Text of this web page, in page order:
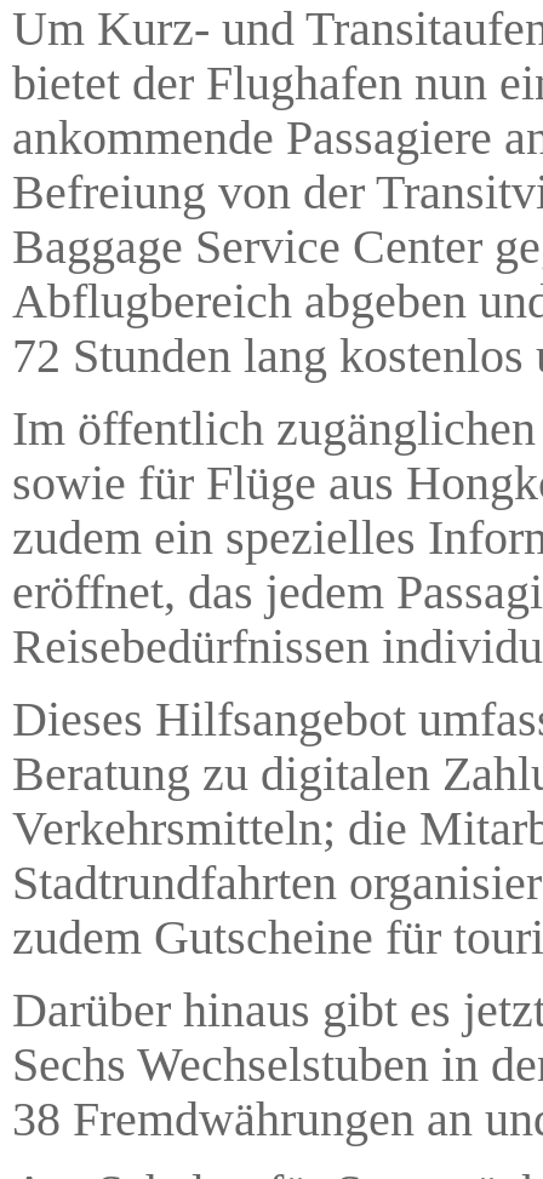
Um Kurz- und
bietet der Flughafen nun
ankommende Passagiere
Befreiung von der
Baggage Service Center
Abflugbereich abgeben
72 Stunden lang
Im öffentlich
sowie für Flüge aus
zudem ein spezielles
eröffnet, das jedem
Reisebedürfnissen
Dieses Hilfsangebot
Beratung zu digitalen
Verkehrsmitteln; die
Stadtrundfahrten
zudem Gutscheine für
Darüber hinaus gibt es
Sechs Wechselstuben in
38 Fremdwährungen an